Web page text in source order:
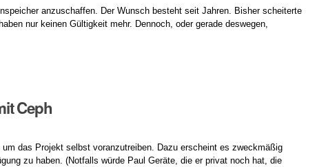
anzuschaffen. Der Wunsch besteht seit Jahren. Bisher scheiterte
nur keinen Gültigkeit mehr. Dennoch, oder gerade deswegen,
Ceph
das Projekt selbst voranzutreiben. Dazu erscheint es zweckmäßig
zu haben. (Notfalls würde Paul Geräte, die er privat noch hat, die